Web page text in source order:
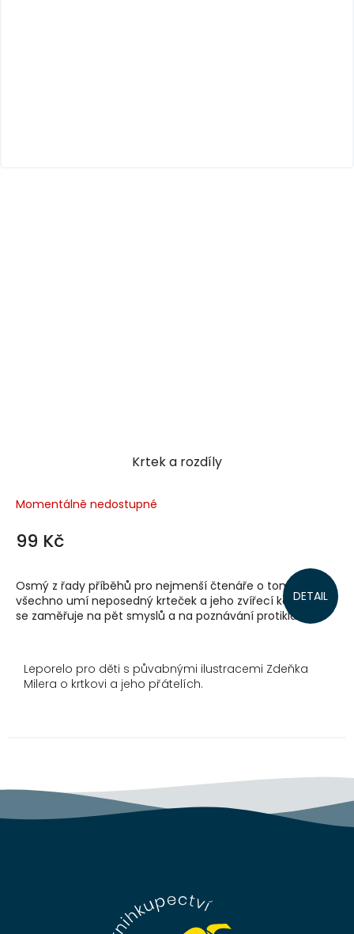
Krtek a rozdíly
Momentálně nedostupné
99 Kč
DETAIL
Osmý z řady příběhů pro nejmenší čtenáře o tom, co
všechno umí neposedný krteček a jeho zvířecí kamarádi,
se zaměřuje na pět smyslů a na poznávání protikladů.
Leporelo pro děti s půvabnými ilustracemi Zdeňka
Milera o krtkovi a jeho přátelích.